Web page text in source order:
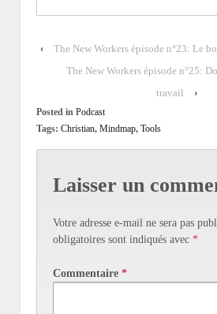
‹
The New Workers épisode n°23: Le
The New Workers épisode n°25:
travail
›
Posted in Podcast
Tags: Christian, Mindmap, Tools
Laisser un
Votre adresse e-mail ne sera pas
obligatoires sont indiqués avec *
Commentaire *